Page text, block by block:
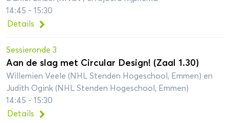
14:45 - 15:30
Details
Sessieronde 3
Aan de slag met Circular Design! (Zaal 1.30)
Willemien Veele (NHL Stenden Hogeschool, Emmen) en
Judith Ogink (NHL Stenden Hogeschool, Emmen)
14:45 - 15:30
Details